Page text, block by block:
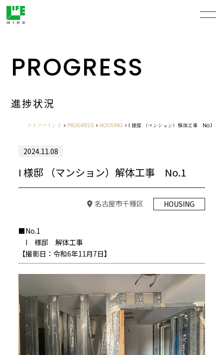
PROGRESS
進捗状況
ライフマインド > PROGRESS > HOUSING > I 様邸 （マンション）解体工事 No.1
2024.11.08
I 様邸 （マンション）解体工事 No.1
名古屋市千種区 HOUSING
■No.1
I 様邸 解体工事
【撮影日：令和6年11月7日】